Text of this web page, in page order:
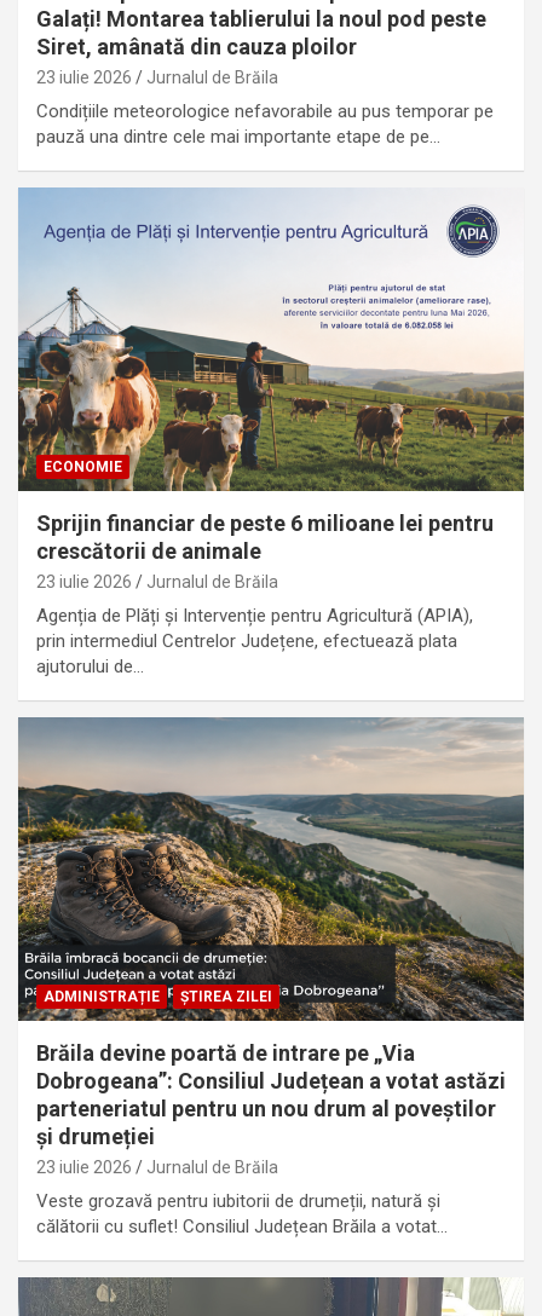
Galați! Montarea tablierului la noul pod peste
Siret, amânată din cauza ploilor
23 iulie 2026 Jurnalul de Brăila
Condițiile meteorologice nefavorabile au pus temporar pe
pauză una dintre cele mai importante etape de pe…
ECONOMIE
Sprijin financiar de peste 6 milioane lei pentru
crescătorii de animale
23 iulie 2026 Jurnalul de Brăila
Agenția de Plăți şi Intervenție pentru Agricultură (APIA),
prin intermediul Centrelor Județene, efectuează plata
ajutorului de…
ADMINISTRAȚIE ȘTIREA ZILEI
Brăila devine poartă de intrare pe „Via
Dobrogeana”: Consiliul Județean a votat astăzi
parteneriatul pentru un nou drum al poveștilor
și drumeției
23 iulie 2026 Jurnalul de Brăila
Veste grozavă pentru iubitorii de drumeții, natură și
călătorii cu suflet! Consiliul Județean Brăila a votat…